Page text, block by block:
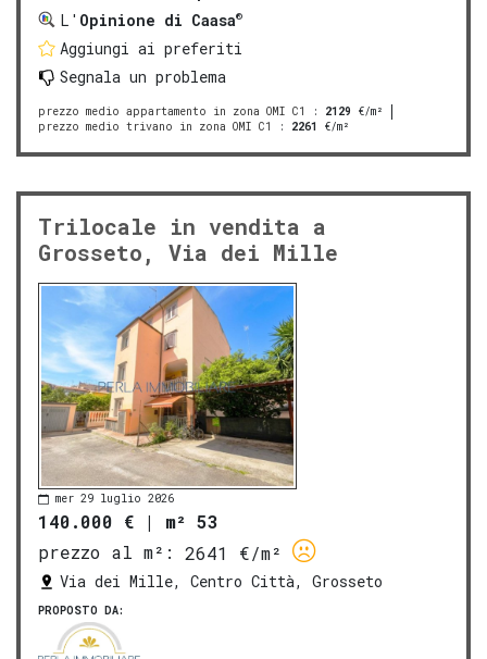
L' Opinione di Caasa®
Aggiungi ai preferiti
Segnala un problema
prezzo medio appartamento in zona OMI C1 : 2129 €/m²
prezzo medio trivano in zona OMI C1
: 2261 €/m²
Trilocale in vendita a
Grosseto, Via dei Mille
mer 29 luglio 2026
140.000 € | m² 53
prezzo al m²:
2641 €/m²
Via dei Mille, Centro Città, Grosseto
PROPOSTO DA: